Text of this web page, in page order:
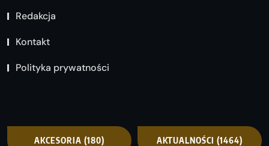
Redakcja
Kontakt
Polityka prywatności
AKCESORIA (180) AKTUALNOŚCI (1464)